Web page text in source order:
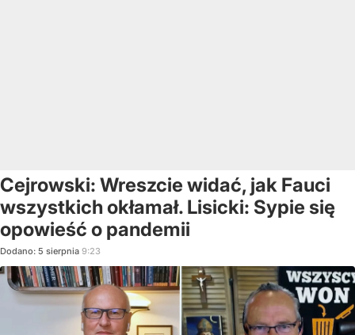
Cejrowski: Wreszcie widać, jak Fauci
wszystkich okłamał. Lisicki: Sypie się
opowieść o pandemii
Dodano: 5 sierpnia 9:23